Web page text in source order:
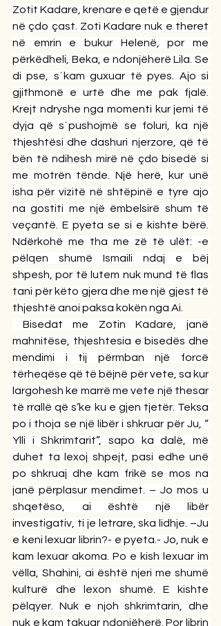
Zotit Kadare, krenare e qetë e gjendur
në çdo çast. Zoti Kadare nuk e theret
në emrin e bukur Helenë, por me
përkëdheli, Beka, e ndonjëherë Lila. Se
di pse, s´kam guxuar të pyes. Ajo si
gjithmonë e urtë dhe me pak fjalë.
Krejt ndryshe nga momenti kur jemi të
dyja që s´pushojmë se foluri, ka një
thjeshtësi dhe dashuri njerzore, që të
bën të ndihesh mirë në çdo bisedë si
me motrën tënde. Një herë, kur unë
isha për vizitë në shtëpinë e tyre ajo
na gostiti me një ëmbelsirë shum të
veçantë. E pyeta se si e kishte bërë.
Ndërkohë me tha me zë të ulët: -e
pëlqen shumë Ismaili ndaj e bëj
shpesh, por të lutem nuk mund të flas
tani për këto gjera dhe me një gjest të
thjeshtë anoi paksa kokën nga Ai.
Bisedat me Zotin Kadare, janë
mahnitëse, thjeshtesia e bisedës dhe
mendimi i tij përmban një forcë
tërheqëse që të bëjnë për vete, sa kur
largohesh ke marrë me vete një thesar
të rrallë që s’ke ku e gjen tjetër. Teksa
po i thoja se një libër i shkruar për Ju, “
Ylli i Shkrimtarit”, sapo ka dalë, më
duhet ta lexoj shpejt, pasi edhe unë
po shkruaj dhe kam frikë se mos na
janë përplasur mendimet. – Jo mos u
shqetëso, ai është një libër
investigativ, ti je letrare, ska lidhje. –Ju
e keni lexuar librin?- e pyeta.- Jo, nuk e
kam lexuar akoma. Po e kish lexuar im
vëlla, Shahini, ai është njeri me shumë
kulturë dhe lexon shumë. E kishte
pëlqyer. Nuk e njoh shkrimtarin, dhe
nuk e kam takuar ndonjëherë. Por librin